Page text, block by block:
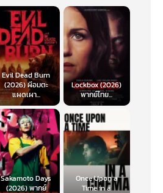
Evil Dead Burn
(2026) ผีอมตะ
แผดเผา...
Lockbox (2026)
พากย์ไทย...
Sakamoto Days
(2026) พากย์
Once Upon a
Time in a